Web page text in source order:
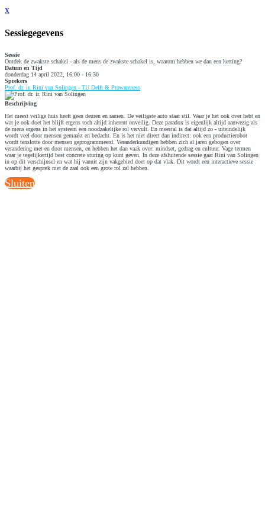
x
Sessiegegevens
Sessie
Ontdek de zwakste schakel - als de mens de zwakste schakel is, waarom hebben we dan een ketting?
Datum en Tijd
donderdag 14 april 2022, 16:00 - 16:30
Sprekers
Prof. dr. ir. Rini van Solingen - TU Delft & Prowareness
Beschrijving
Het meest veilige huis heeft geen deuren en ramen. De veiligste auto staat stil. Waar je het ook over hebt en
wat je ook doet het blijft ergens toch altijd inherent onveilig. Deze paradox is eigenlijk altijd aanwezig als
de mens ergens in het systeem een noodzakelijke rol vervult. En meestal is dat altijd zo - uiteindelijk
wordt veel door mensen gemaakt en bedacht. En is het niet direct dan indirect: ook een productierobot
wordt tenslotte door mensen geprogrammeerd. Veranderkundigen hebben zich al jaren gebogen over
verandering met en door mensen, en hebben het dan vaak over: mindset, gedrag en cultuur. Vage termen
waar je tegelijkertijd best concrete sturing op kunt geven. In deze afsluitende sessie gaat Rini van Solingen
in op dit verschijnsel en wat hij vanuit zijn vakgebied doet op dat vlak. Dit wordt een interactieve sessie
waarbij het gesprek met de zaal ook een grote rol zal hebben.
Sluiten